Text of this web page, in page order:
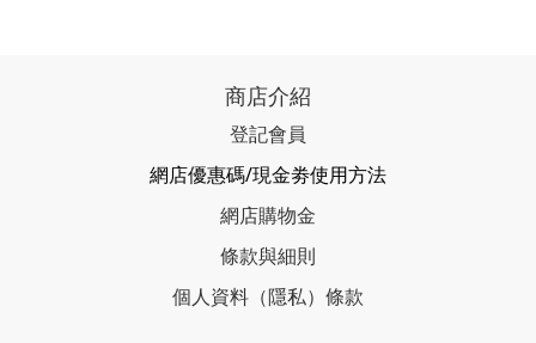
商店介紹
登記會員
網店優惠碼/現金劵使用方法
網店購物金
條款與細則
個人資料（隱私）條款